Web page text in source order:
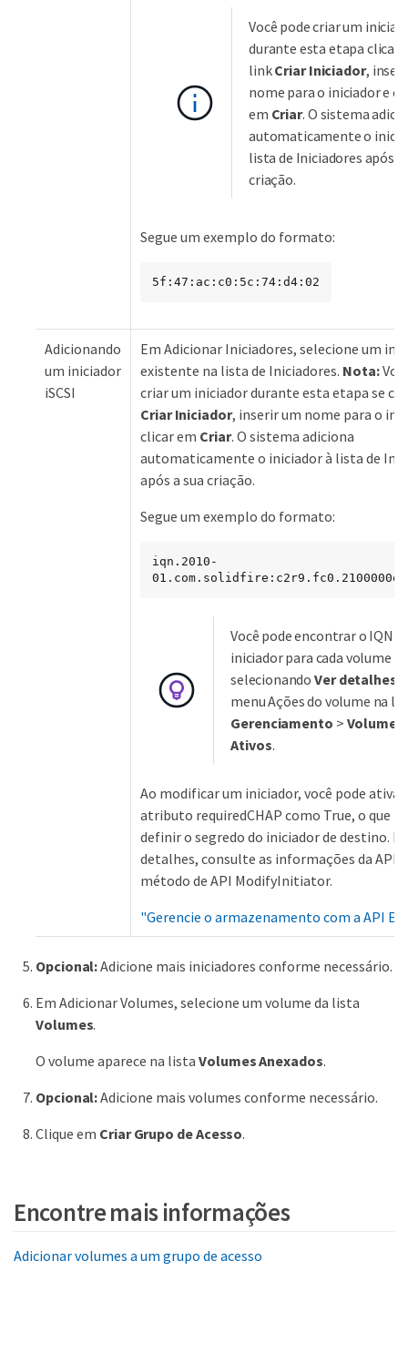
Você pode criar um
durante esta etapa
linkCriar Iniciador,
nome para o iniciador e
em Criar. O sistema
automaticamente o
lista de Iniciadores após a
criação.
Segue um exemplo do formato:
5f:47:ac:c0:5c:74:d4:02
Adicionando
um iniciador
iSCSI
Em Adicionar Iniciadores, selecione um
existente na lista de Iniciadores. Nota:
criar um iniciador durante esta etapa se
Criar Iniciador, inserir um nome para o
clicar em Criar. O sistema adiciona
automaticamente o iniciador à lista de
após a sua criação.
Segue um exemplo do formato:
iqn.2010-
Você pode encontrar o IQN
iniciador para cada volume
selecionando Ver detalhes
menu Ações do volume na
Gerenciamento > Volumes
Ativos.
Ao modificar um iniciador, você pode ativar
atributo requiredCHAP como True, o que
definir o segredo do iniciador de destino.
detalhes, consulte as informações da API
método de API ModifyInitiator.
"Gerencie o armazenamento com a API
Opcional:Adicione mais iniciadores conforme necessário.
Em Adicionar Volumes, selecione um volume da lista
Volumes.
O volume aparece na lista Volumes Anexados.
Opcional:Adicione mais volumes conforme necessário.
Clique em Criar Grupo de Acesso.
Encontre mais informações
Adicionar volumes a um grupo de acesso